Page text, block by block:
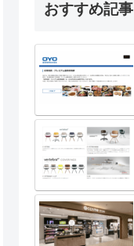
おすすめ記事